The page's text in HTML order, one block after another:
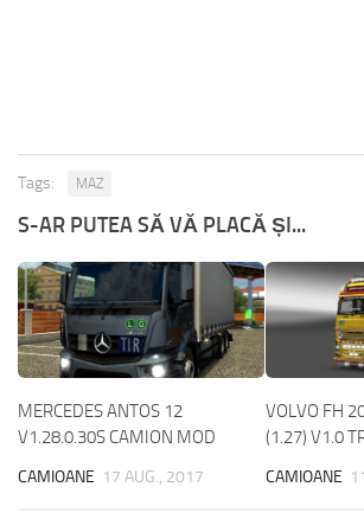
Tags: MAZ
S-AR PUTEA SĂ VĂ PLACĂ ȘI...
MERCEDES ANTOS 12
V1.28.0.30S CAMION MOD
CAMIOANE 17 AUG., 2017
VOLVO FH
(1.27) V1.0
CAMIOANE